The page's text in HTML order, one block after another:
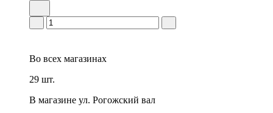
Во всех магазинах
29 шт.
В магазине ул. Рогожский вал